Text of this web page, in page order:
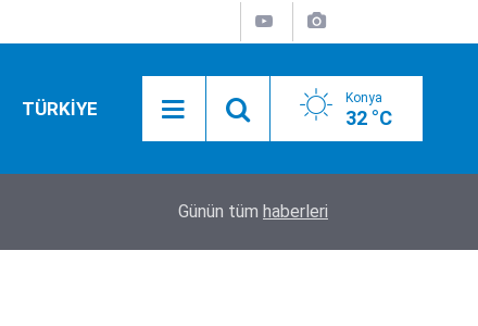
TÜRKİYE Konya
32 °C
Gazze’den yürek yakan haber! Can kaybı 73
Günün tüm haberleri